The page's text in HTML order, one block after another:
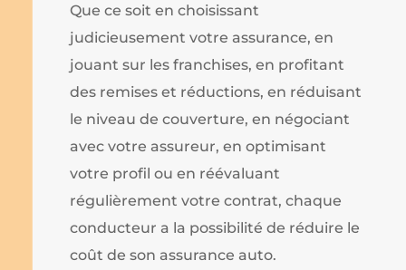
Que ce soit en choisissant
judicieusement votre assurance, en
jouant sur les franchises, en profitant
des remises et réductions, en réduisant
le niveau de couverture, en négociant
avec votre assureur, en optimisant
votre profil ou en réévaluant
régulièrement votre contrat, chaque
conducteur a la possibilité de réduire le
coût de son assurance auto.